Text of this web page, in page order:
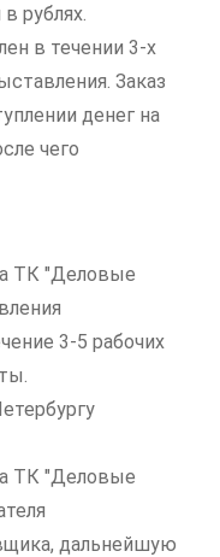
рублях.
в течении 3-х
Заказ
денег на
чего
ТК "Деловые
3-5 рабочих
ТК "Деловые
дальнейшую